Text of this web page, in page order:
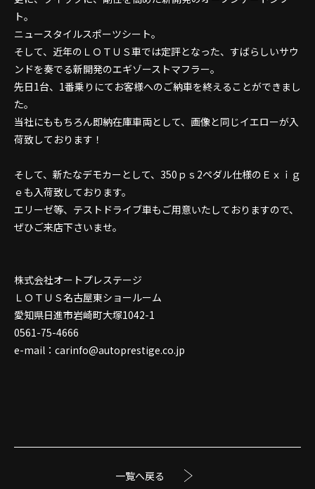
ト。
ニュースタイルスポーツシート。
そして、近年のＬＯＴＵＳ車では定評となった、すばらしいサウ
ンドを奏でる新開発のエギゾーストマフラー。
先日1台、1番乗りにてお客様へのご納車を終えることができまし
た。
当社にももちろん即納在庫車両として、画像と同じイエローが入
荷致しております！
そして、新たなデモカーとして、350ｐｓ2ペダル仕様のＥｘｉｇ
ｅも入荷致しております。
エリーゼ等、テストドライブ車もご用意いたしておりますので、
ぜひご来店下さいませ。
株式会社オートプレステージ
ＬＯＴＵＳ名古屋東ショールーム
愛知県日進市岩崎町大塚1042-1
0561-75-4666
e-mail：carinfo@autoprestige.co.jp
一覧へ戻る